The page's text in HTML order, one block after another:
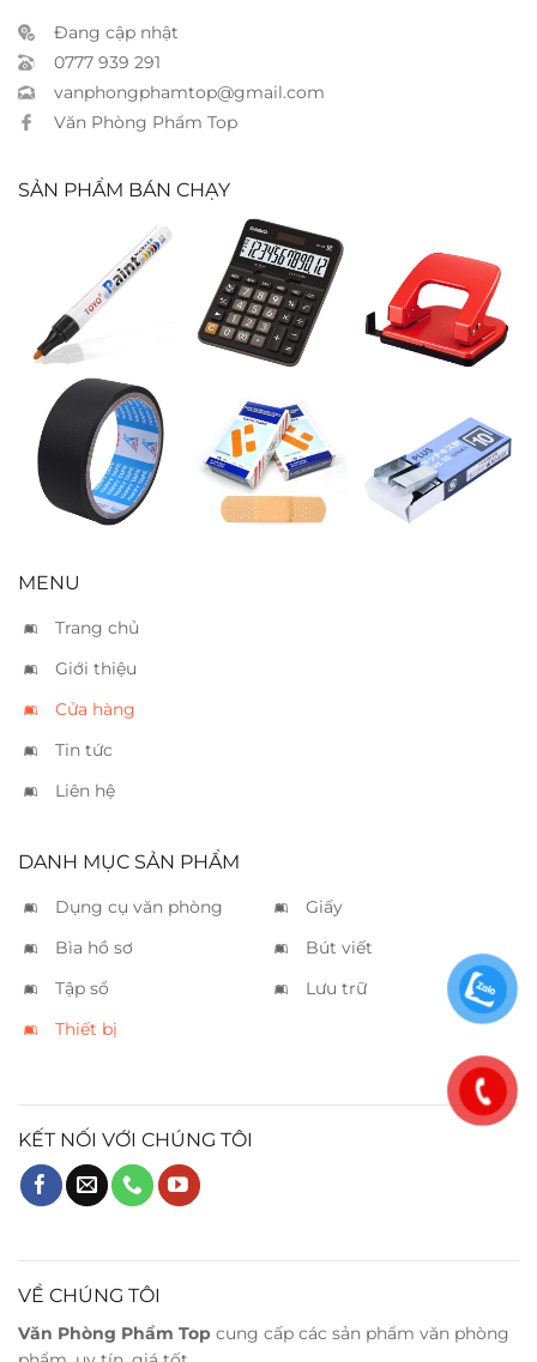
Đang cập nhật
0777 939 291
vanphongphamtop@gmail.com
Văn Phòng Phẩm Top
SẢN PHẨM BÁN CHẠY
Bút sơn Toyo
đen
Casio DX-12B
Bấm 2 lổ Kwtrio
912 – 16 tờ
Băng keo si
đen 3.6cm
Băng cá nhân
Kim bấm Plus
no.10
MENU
Trang chủ
Giới thiệu
Cửa hàng
Tin tức
Liên hệ
DANH MỤC SẢN PHẨM
Dụng cụ văn phòng
Giấy
Bìa hồ sơ
Bút viết
Tập sổ
Lưu trữ
Thiết bị
KẾT NỐI VỚI CHÚNG TÔI
VỀ CHÚNG TÔI
Văn Phòng Phẩm Top cung cấp các sản phẩm văn phòng